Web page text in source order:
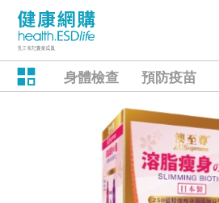
身體檢查 預防疫苗